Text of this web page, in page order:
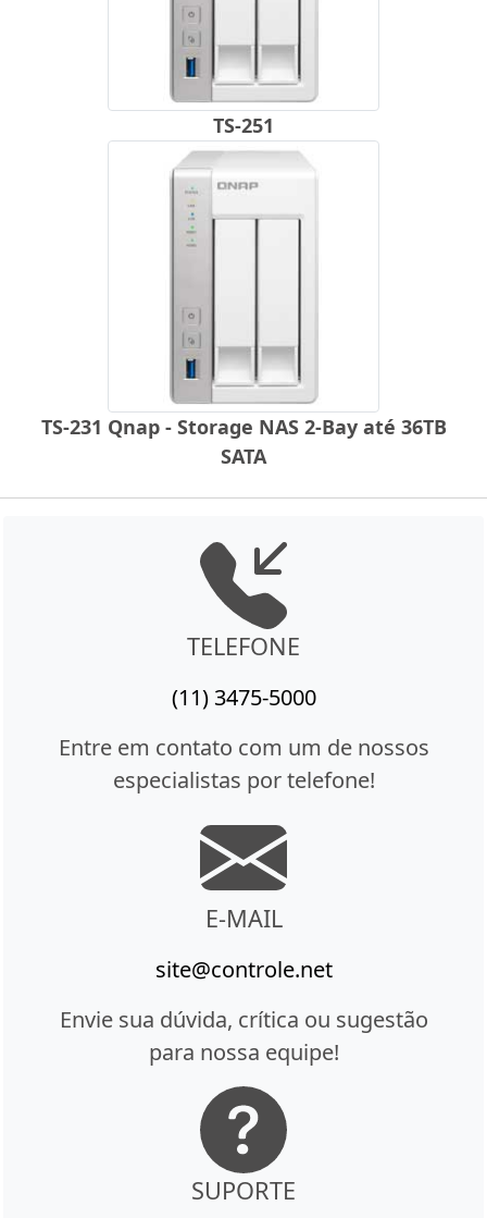
TS-251
TS-231 Qnap - Storage NAS 2-Bay até 36TB
SATA
TELEFONE
(11) 3475-5000
Entre em contato com um de nossos
especialistas por telefone!
E-MAIL
site@controle.net
Envie sua dúvida, crítica ou sugestão
para nossa equipe!
SUPORTE